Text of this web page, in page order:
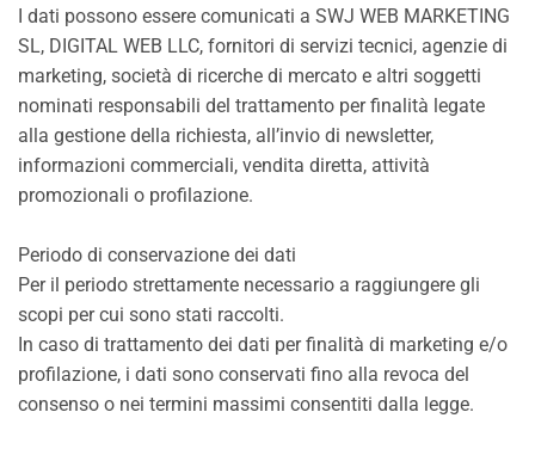
I dati possono essere comunicati a SWJ WEB MARKETING
SL, DIGITAL WEB LLC, fornitori di servizi tecnici, agenzie di
marketing, società di ricerche di mercato e altri soggetti
nominati responsabili del trattamento per finalità legate
alla gestione della richiesta, all’invio di newsletter,
informazioni commerciali, vendita diretta, attività
promozionali o profilazione.
Periodo di conservazione dei dati
Per il periodo strettamente necessario a raggiungere gli
scopi per cui sono stati raccolti.
In caso di trattamento dei dati per finalità di marketing e/o
profilazione, i dati sono conservati fino alla revoca del
consenso o nei termini massimi consentiti dalla legge.